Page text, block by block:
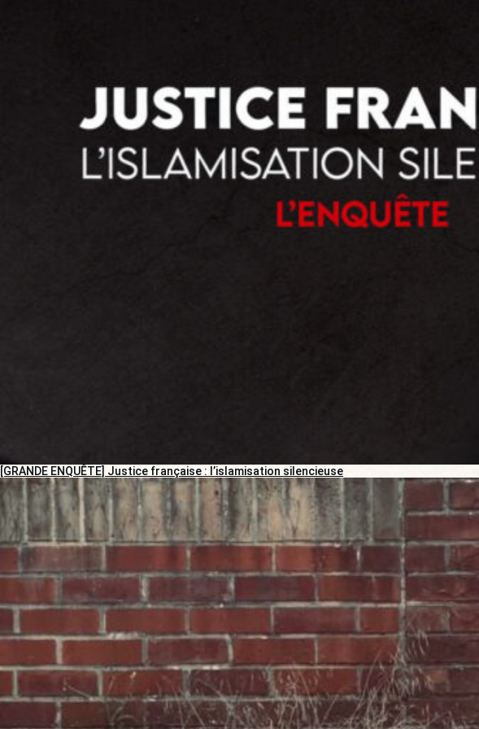
[GRANDE ENQUÊTE] Justice française : l’islamisation silencieuse